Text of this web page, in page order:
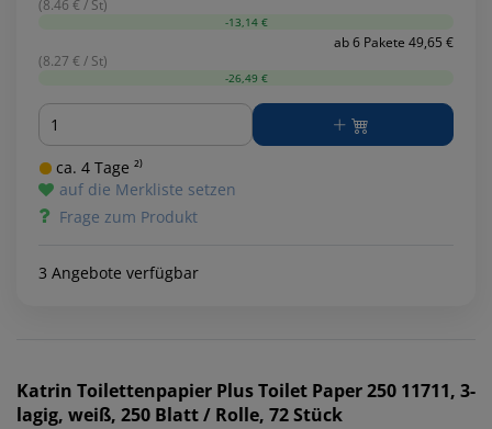
(8.46 € / St)
-13,14 €
ab 6 Pakete 49,65 €
(8.27 € / St)
-26,49 €
Menge
ca. 4 Tage ²⁾
auf die Merkliste setzen
Frage zum Produkt
3 Angebote verfügbar
Katrin Toilettenpapier Plus Toilet Paper 250 11711, 3-
lagig, weiß, 250 Blatt / Rolle, 72 Stück